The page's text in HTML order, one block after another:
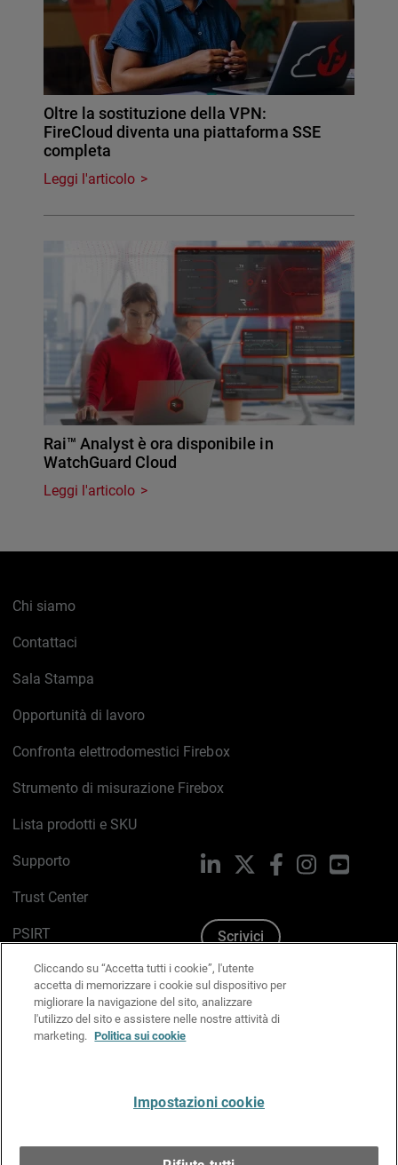
Oltre la sostituzione della VPN:
FireCloud diventa una piattaforma SSE
completa
Leggi l'articolo
Rai™ Analyst è ora disponibile in
WatchGuard Cloud
Leggi l'articolo
Chi siamo
Contattaci
Sala Stampa
Opportunità di lavoro
Confronta elettrodomestici Firebox
Strumento di misurazione Firebox
Lista prodotti e SKU
Supporto
Trust Center
PSIRT
Politica sui cookie
Informativa sulla privacy
Kit Media & Brand
LinkedIn FacebookInstagram
Scrivici
Cliccando su “Accetta tutti i cookie”, l'utente
accetta di memorizzare i cookie sul dispositivo per
migliorare la navigazione del sito, analizzare
l'utilizzo del sito e assistere nelle nostre attività di
marketing. Politica sui cookie
Impostazioni cookie